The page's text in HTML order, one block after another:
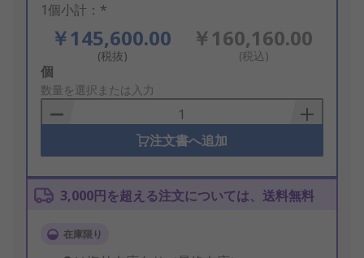
1個小計：*
￥145,600.00
(税抜)
￥160,160.00
(税込)
Add
to
Basket
個
数量を選択または入力
注文書へ追加
3,000円を超える注文については、送料無料
在庫限り